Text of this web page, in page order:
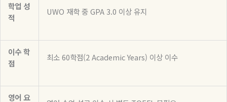
학업 성
적
UWO 재학 중GPA 3.0 이상 유지
이수 학
점
최소60학점(2 Academic Years) 이상 이수
영어 요